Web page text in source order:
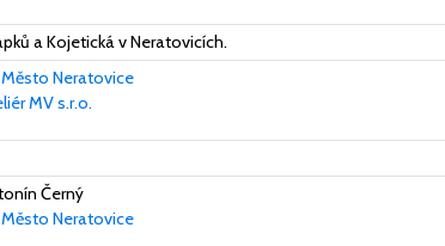
a Kojetická v Neratovicích.
Město Neratovice
MV s.r.o.
Černý
Město Neratovice